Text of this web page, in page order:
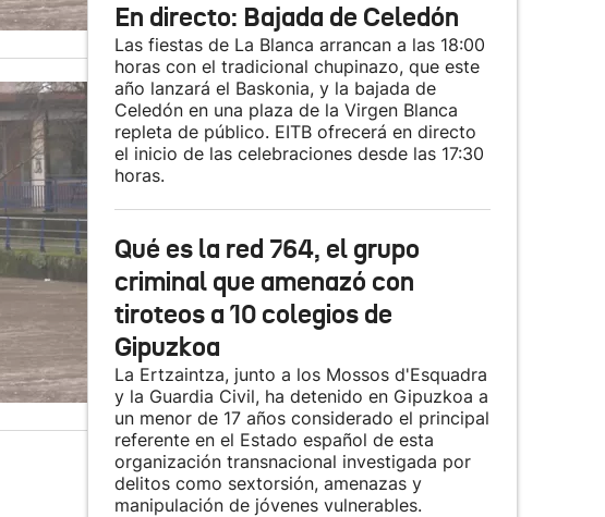
En directo: Bajada de Celedón
Las fiestas de La Blanca arrancan a las 18:00
horas con el tradicional chupinazo, que este
año lanzará el Baskonia, y la bajada de
Celedón en una plaza de la Virgen Blanca
repleta de público. EITB ofrecerá en directo
el inicio de las celebraciones desde las 17:30
horas.
Qué es la red 764, el grupo
criminal que amenazó con
tiroteos a 10 colegios de
Gipuzkoa
La Ertzaintza, junto a los Mossos d'Esquadra
y la Guardia Civil, ha detenido en Gipuzkoa a
un menor de 17 años considerado el principal
referente en el Estado español de esta
organización transnacional investigada por
delitos como sextorsión, amenazas y
manipulación de jóvenes vulnerables.